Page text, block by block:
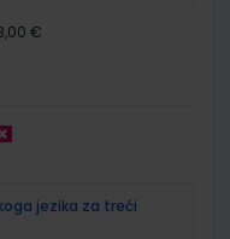
€
jezika za treći